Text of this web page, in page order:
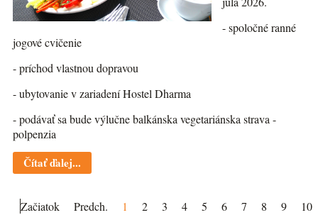
- spoločné ranné
jogové cvičenie
- príchod vlastnou dopravou
- ubytovanie v zariadení Hostel Dharma
- podávať sa bude výlučne balkánska vegetariánska strava -
polpenzia
Čítať ďalej...
Začiatok Predch. 1 2 3 4 5 6 7 8 9 10